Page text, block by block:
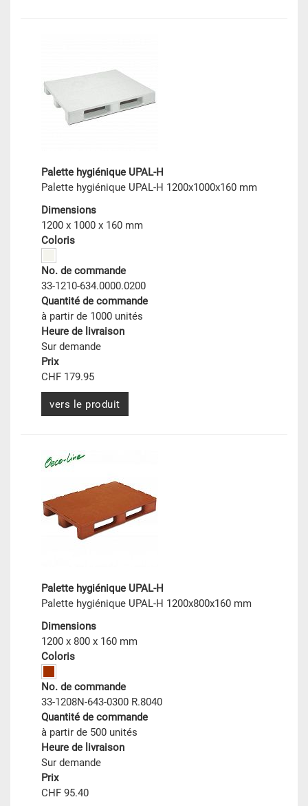
Palette hygiénique UPAL-H
Palette hygiénique UPAL-H 1200x1000x160 mm
Dimensions
1200 x 1000 x 160 mm
Coloris
No. de commande
33-1210-634.0000.0200
Quantité de commande
à partir de 1000 unités
Heure de livraison
Sur demande
Prix
CHF 179.95
vers le produit
Palette hygiénique UPAL-H
Palette hygiénique UPAL-H 1200x800x160 mm
Dimensions
1200 x 800 x 160 mm
Coloris
No. de commande
33-1208N-643-0300 R.8040
Quantité de commande
à partir de 500 unités
Heure de livraison
Sur demande
Prix
CHF 95.40